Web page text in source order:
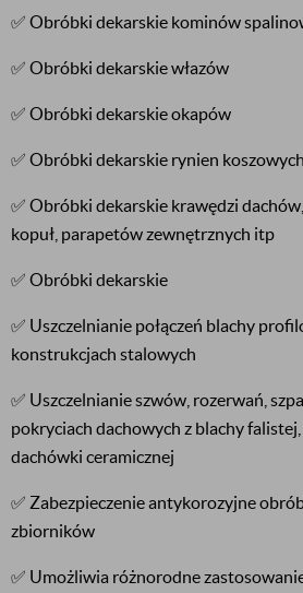
✅ Obróbki dekarskie kominów
✅ Obróbki dekarskie włazów
✅ Obróbki dekarskie okapów
✅ Obróbki dekarskie rynien koszowych
✅ Obróbki dekarskie krawędzi
kopuł, parapetów zewnętrznych itp
✅ Obróbki dekarskie
✅ Uszczelnianie połączeń blachy
konstrukcjach stalowych
✅ Uszczelnianie szwów, rozerwań,
pokryciach dachowych z blachy
dachówki ceramicznej
✅ Zabezpieczenie antykorozyjne
zbiorników
✅ Umożliwia różnorodne